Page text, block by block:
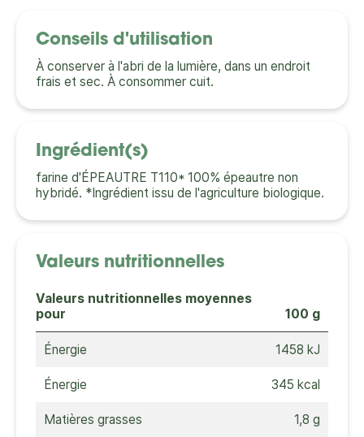
Conseils d'utilisation
À conserver à l'abri de la lumière, dans un endroit
frais et sec. À consommer cuit.
Ingrédient(s)
farine d'ÉPEAUTRE T110* 100% épeautre non
hybridé. *Ingrédient issu de l'agriculture biologique.
Valeurs nutritionnelles
Valeurs nutritionnelles moyennes
pour
100 g
Énergie 1458 kJ
Énergie 345 kcal
Matières grasses 1,8 g